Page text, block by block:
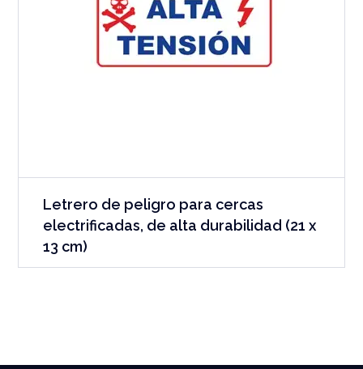
Letrero de peligro para cercas
electrificadas, de alta durabilidad (21 x
13 cm)